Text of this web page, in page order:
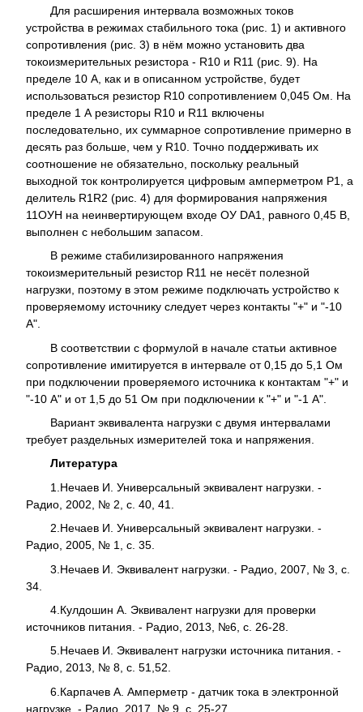
Для расширения интервала возможных токов
устройства в режимах стабильного тока (рис. 1) и активного
сопротивления (рис. 3) в нём можно установить два
токоизмерительных резистора - R10 и R11 (рис. 9). На
пределе 10 А, как и в описанном устройстве, будет
использоваться резистор R10 сопротивлением 0,045 Ом. На
пределе 1 А резисторы R10 и R11 включены
последовательно, их суммарное сопротивление примерно в
десять раз больше, чем у R10. Точно поддерживать их
соотношение не обязательно, поскольку реальный
выходной ток контролируется цифровым амперметром Р1, а
делитель R1R2 (рис. 4) для формирования напряжения
11ОУН на неинвертирующем входе ОУ DA1, равного 0,45 В,
выполнен с небольшим запасом.
В режиме стабилизированного напряжения
токоизмерительный резистор R11 не несёт полезной
нагрузки, поэтому в этом режиме подключать устройство к
проверяемому источнику следует через контакты "+" и "-10
А".
В соответствии с формулой в начале статьи активное
сопротивление имитируется в интервале от 0,15 до 5,1 Ом
при подключении проверяемого источника к контактам "+" и
"-10 А" и от 1,5 до 51 Ом при подключении к "+" и "-1 А".
Вариант эквивалента нагрузки с двумя интервалами
требует раздельных измерителей тока и напряжения.
Литература
1. Нечаев И. Универсальный эквивалент нагрузки. -
Радио, 2002, № 2, с. 40, 41.
2.Нечаев И. Универсальный эквивалент нагрузки. -
Радио, 2005, № 1, с. 35.
3. Нечаев И. Эквивалент нагрузки. - Радио, 2007, № 3, с.
34.
4. Кулдошин А. Эквивалент нагрузки для проверки
источников питания. - Радио, 2013, №6, с. 26-28.
5.Нечаев И. Эквивалент нагрузки источника питания. -
Радио, 2013, № 8, с. 51,52.
6. Карпачев А. Амперметр - датчик тока в электронной
нагрузке. - Радио, 2017, № 9, с. 25-27.